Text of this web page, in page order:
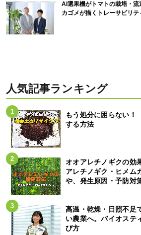
AI選果機がトマトの栽培・
カゴメが描くトレーサビリテ
人気記事ランキング
もう処分に困らない
する方法
オオアレチノギクの効
アレチノギク・ヒメム
や、発生原因・予防対
高温・乾燥・日照不足
い農業へ。バイオステ
び方